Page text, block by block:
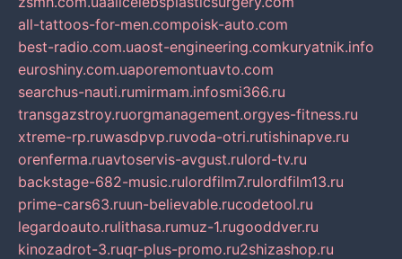
all-tattoos-for-men.compoisk-auto.com
best-radio.com.uaost-engineering.comkuryatnik.info
euroshiny.com.uaporemontuavto.com
searchus-nauti.rumirmam.infosmi366.ru
transgazstroy.ruorgmanagement.orgyes-fitness.ru
xtreme-rp.ruwasdpvp.ruvoda-otri.rutishinapve.ru
orenferma.ruavtoservis-avgust.rulord-tv.ru
backstage-682-music.rulordfilm7.rulordfilm13.ru
prime-cars63.ruun-believable.rucodetool.ru
legardoauto.rulithasa.rumuz-1.rugooddver.ru
kinozadrot-3.ruqr-plus-promo.ru2shizashop.ru